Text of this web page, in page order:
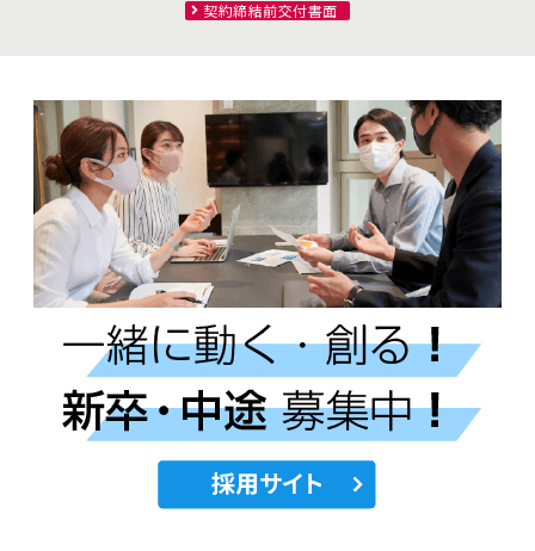
契約締結前交付書面